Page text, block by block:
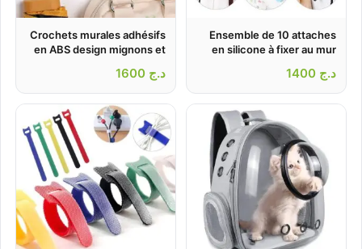
Ensemble de 10 attaches
en silicone à fixer au mur
تثبيت أغراض على الحائط
د.ج
Crochets murales adhésifs
en ABS design mignons et
د.ج